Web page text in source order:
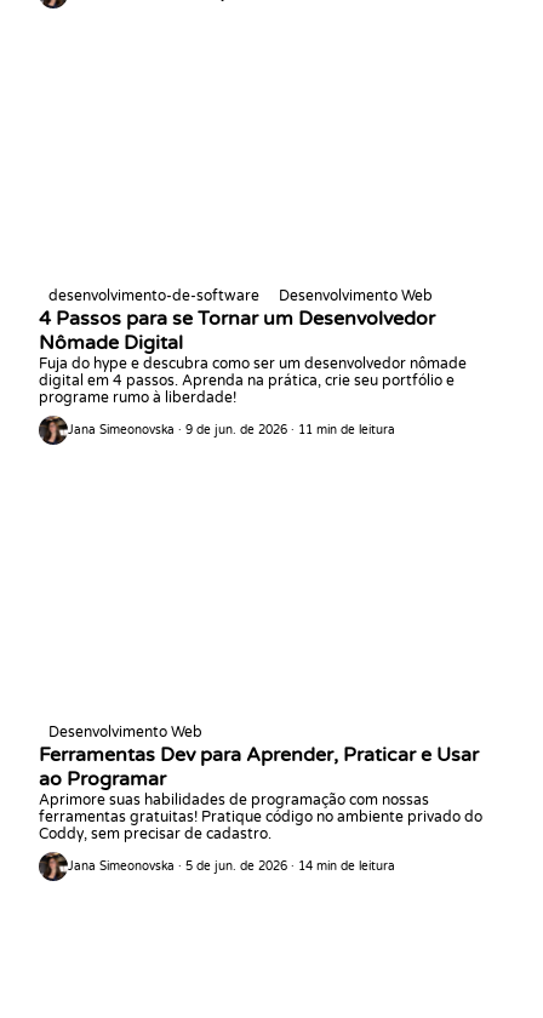
desenvolvimento-de-software Desenvolvimento Web
4 Passos para se Tornar um Desenvolvedor
Nômade Digital
Fuja do hype e descubra como ser um desenvolvedor nômade
digital em 4 passos. Aprenda na prática, crie seu portfólio e
programe rumo à liberdade!
Jana Simeonovska · 9 de jun. de 2026 · 11 min de leitura
Desenvolvimento Web
Ferramentas Dev para Aprender, Praticar e Usar
ao Programar
Aprimore suas habilidades de programação com nossas
ferramentas gratuitas! Pratique código no ambiente privado do
Coddy, sem precisar de cadastro.
Jana Simeonovska · 5 de jun. de 2026 · 14 min de leitura